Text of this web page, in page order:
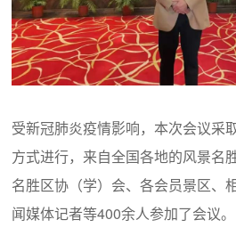
受新冠肺炎疫情影响，本次会议采
方式进行，来自全国各地的风景名
名胜区协（学）会、各会员景区、
闻媒体记者等400余人参加了会议。